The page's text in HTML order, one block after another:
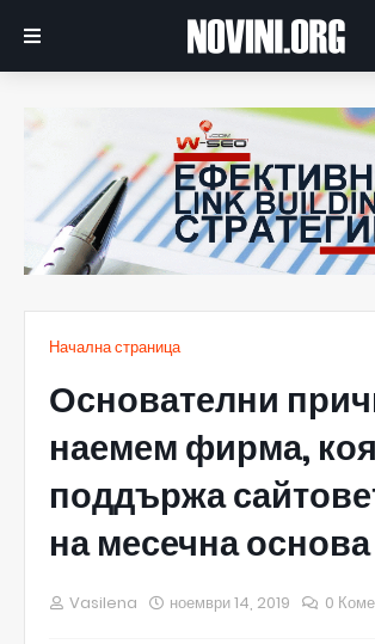
Начална страница
Основателни
наемем фирма,
поддържа
на месечна основа
Vasilena ноември 14, 2019 0